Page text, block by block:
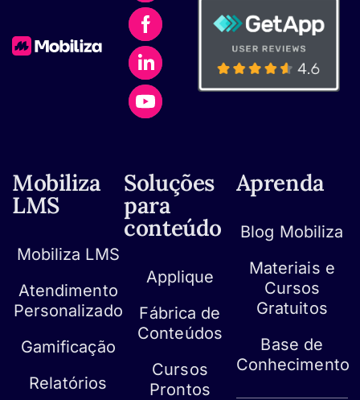
Mobiliza
LMS
Mobiliza LMS
Atendimento
Personalizado
Gamificação
Relatórios
Soluções
para
conteúdo
Applique
Fábrica de
Conteúdos
Cursos
Prontos
Aprenda
Blog Mobiliza
Materiais e
Cursos
Gratuitos
Base de
Conhecimento